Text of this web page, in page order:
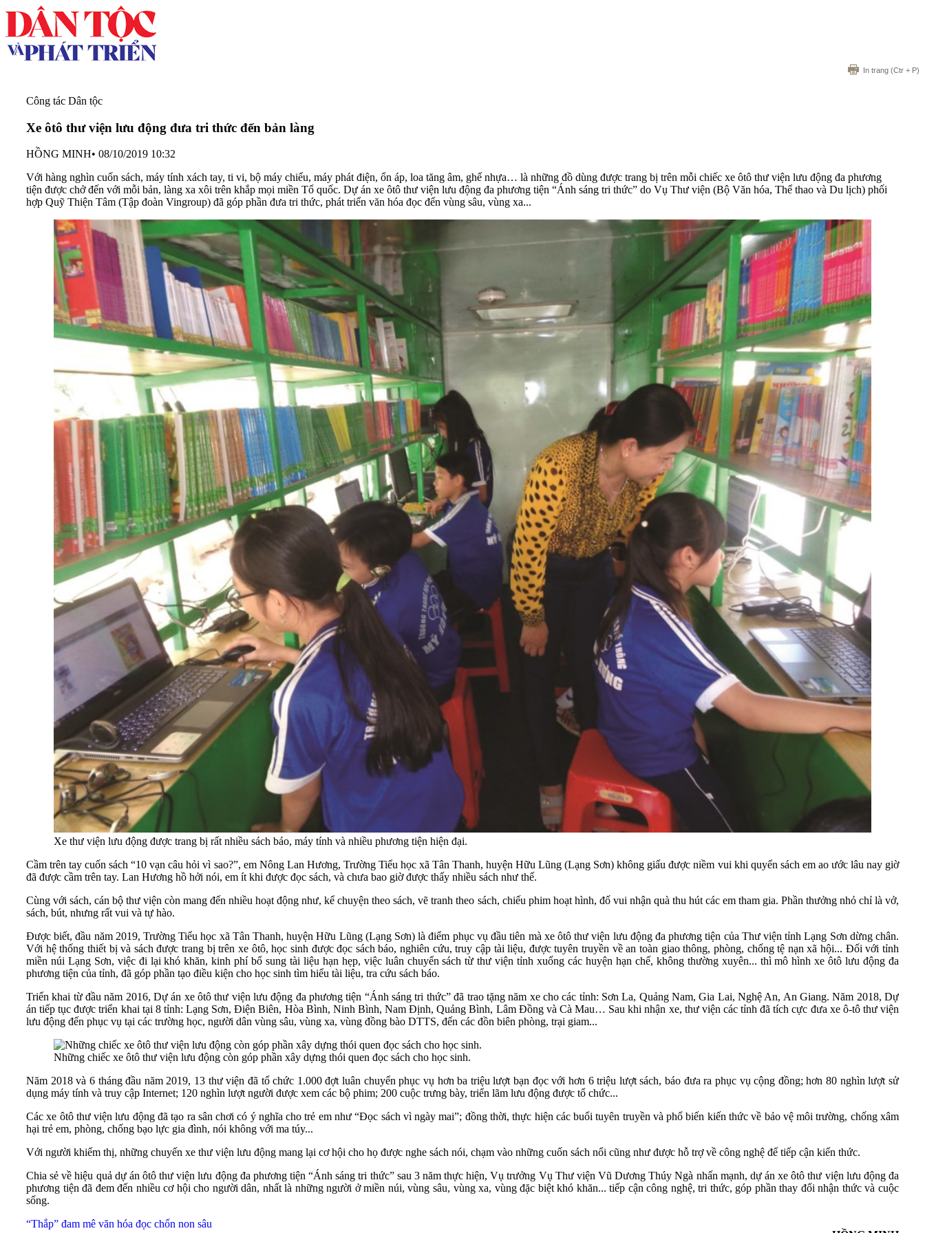
In trang (Ctr + P)
Công tác Dân tộc
Xe ôtô thư viện lưu động đưa tri thức đến bản làng
HỒNG MINH• 08/10/2019 10:32
Với hàng nghìn cuốn sách, máy tính xách tay, ti vi, bộ máy chiếu, máy phát điện, ổn áp, loa tăng âm, ghế nhựa… là những đồ dùng được trang bị trên mỗi chiếc xe ôtô thư viện lưu động đa phương
tiện được chở đến với mỗi bản, làng xa xôi trên khắp mọi miền Tổ quốc. Dự án xe ôtô thư viện lưu động đa phương tiện “Ánh sáng tri thức” do Vụ Thư viện (Bộ Văn hóa, Thể thao và Du lịch) phối
hợp Quỹ Thiện Tâm (Tập đoàn Vingroup) đã góp phần đưa tri thức, phát triển văn hóa đọc đến vùng sâu, vùng xa...
Xe thư viện lưu động được trang bị rất nhiều sách báo, máy tính và nhiều phương tiện hiện đại.
Cầm trên tay cuốn sách “10 vạn câu hỏi vì sao?”, em Nông Lan Hương, Trường Tiểu học xã Tân Thanh, huyện Hữu Lũng (Lạng Sơn) không giấu được niềm vui khi quyển sách em ao ước lâu nay giờ
đã được cầm trên tay. Lan Hương hồ hởi nói, em ít khi được đọc sách, và chưa bao giờ được thấy nhiều sách như thế.
Cùng với sách, cán bộ thư viện còn mang đến nhiều hoạt động như, kể chuyện theo sách, vẽ tranh theo sách, chiếu phim hoạt hình, đố vui nhận quà thu hút các em tham gia. Phần thưởng nhỏ chỉ là vở,
sách, bút, nhưng rất vui và tự hào.
Được biết, đầu năm 2019, Trường Tiểu học xã Tân Thanh, huyện Hữu Lũng (Lạng Sơn) là điểm phục vụ đầu tiên mà xe ôtô thư viện lưu động đa phương tiện của Thư viện tỉnh Lạng Sơn dừng chân.
Với hệ thống thiết bị và sách được trang bị trên xe ôtô, học sinh được đọc sách báo, nghiên cứu, truy cập tài liệu, được tuyên truyền về an toàn giao thông, phòng, chống tệ nạn xã hội... Ðối với tỉnh
miền núi Lạng Sơn, việc đi lại khó khăn, kinh phí bổ sung tài liệu hạn hẹp, việc luân chuyển sách từ thư viện tỉnh xuống các huyện hạn chế, không thường xuyên... thì mô hình xe ôtô lưu động đa
phương tiện của tỉnh, đã góp phần tạo điều kiện cho học sinh tìm hiểu tài liệu, tra cứu sách báo.
Triển khai từ đầu năm 2016, Dự án xe ôtô thư viện lưu động đa phương tiện “Ánh sáng tri thức” đã trao tặng năm xe cho các tỉnh: Sơn La, Quảng Nam, Gia Lai, Nghệ An, An Giang. Năm 2018, Dự
án tiếp tục được triển khai tại 8 tỉnh: Lạng Sơn, Ðiện Biên, Hòa Bình, Ninh Bình, Nam Ðịnh, Quảng Bình, Lâm Ðồng và Cà Mau… Sau khi nhận xe, thư viện các tỉnh đã tích cực đưa xe ô-tô thư viện
lưu động đến phục vụ tại các trường học, người dân vùng sâu, vùng xa, vùng đồng bào DTTS, đến các đồn biên phòng, trại giam...
Những chiếc xe ôtô thư viện lưu động còn góp phần xây dựng thói quen đọc sách cho học sinh.
Năm 2018 và 6 tháng đầu năm 2019, 13 thư viện đã tổ chức 1.000 đợt luân chuyển phục vụ hơn ba triệu lượt bạn đọc với hơn 6 triệu lượt sách, báo đưa ra phục vụ cộng đồng; hơn 80 nghìn lượt sử
dụng máy tính và truy cập Internet; 120 nghìn lượt người được xem các bộ phim; 200 cuộc trưng bày, triển lãm lưu động được tổ chức...
Các xe ôtô thư viện lưu động đã tạo ra sân chơi có ý nghĩa cho trẻ em như “Ðọc sách vì ngày mai”; đồng thời, thực hiện các buổi tuyên truyền và phổ biến kiến thức về bảo vệ môi trường, chống xâm
hại trẻ em, phòng, chống bạo lực gia đình, nói không với ma túy...
Với người khiếm thị, những chuyến xe thư viện lưu động mang lại cơ hội cho họ được nghe sách nói, chạm vào những cuốn sách nổi cũng như được hỗ trợ về công nghệ để tiếp cận kiến thức.
Chia sẻ về hiệu quả dự án ôtô thư viện lưu động đa phương tiện “Ánh sáng tri thức” sau 3 năm thực hiện, Vụ trưởng Vụ Thư viện Vũ Dương Thúy Ngà nhấn mạnh, dự án xe ôtô thư viện lưu động đa
phương tiện đã đem đến nhiều cơ hội cho người dân, nhất là những người ở miền núi, vùng sâu, vùng xa, vùng đặc biệt khó khăn... tiếp cận công nghệ, tri thức, góp phần thay đổi nhận thức và cuộc
sống.
“Thắp” đam mê văn hóa đọc chốn non sâu